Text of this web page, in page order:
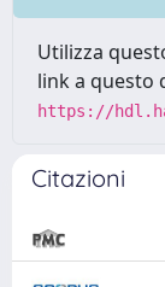
Utilizza
link a questo
https://
Citazioni